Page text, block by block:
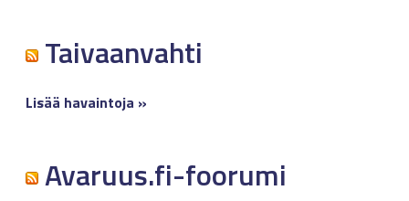
Taivaanvahti
Lisää havaintoja »
Avaruus.fi-foorumi